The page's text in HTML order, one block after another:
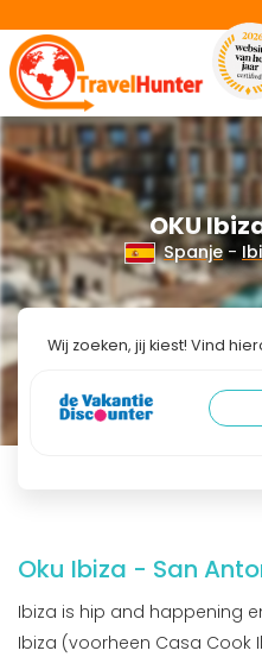
OKU
Spanje -
Wij zoeken, jij kiest! Vind
Oku Ibiza - San
Ibiza is hip and happening
Ibiza (voorheen Casa Cook